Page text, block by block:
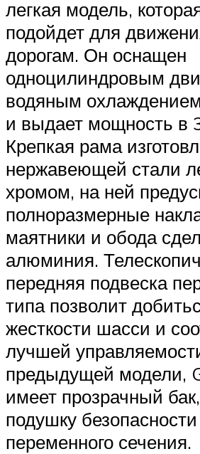
легкая модель,
подойдет для
дорогам. Он оснащен
одноцилиндровым
водяным
и выдает мощность в
Крепкая рама
нержавеющей стали
хромом, на ней
полноразмерные
маятники и обода
алюминия.
передняя подвеска
типа позволит
жесткости шасси и
лучшей
предыдущей модели,
имеет прозрачный
подушку
переменного сечения.